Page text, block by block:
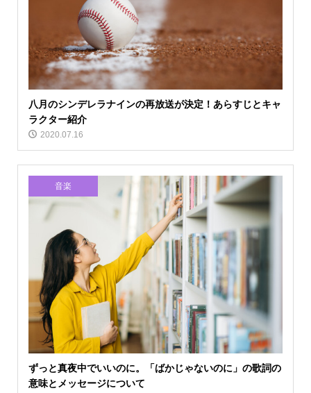
八月のシンデレラナインの再放送が決定！あらすじとキャ
ラクター紹介
2020.07.16
音楽
ずっと真夜中でいいのに。「ばかじゃないのに」の歌詞の
意味とメッセージについて